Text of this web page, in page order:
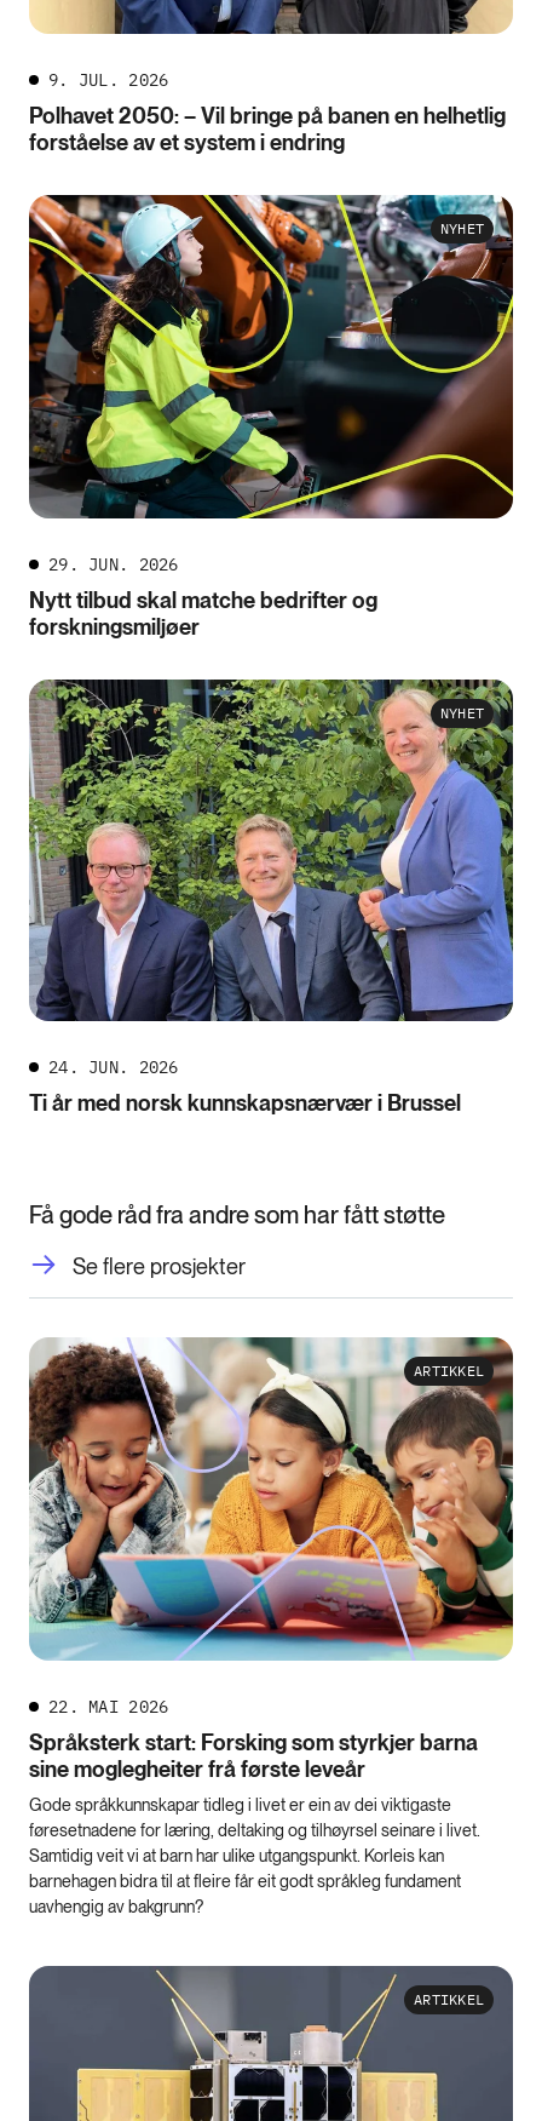
9. JUL. 2026
Polhavet 2050: – Vil bringe på banen en helhetlig
forståelse av et system i endring
NYHET
29. JUN. 2026
Nytt tilbud skal matche bedrifter og
forskningsmiljøer
NYHET
24. JUN. 2026
Ti år med norsk kunnskapsnærvær i Brussel
Få gode råd fra andre som har fått støtte
Se flere prosjekter
ARTIKKEL
22. MAI 2026
Språksterk start: Forsking som styrkjer barna
sine moglegheiter frå første leveår
Gode språkkunnskapar tidleg i livet er ein av dei viktigaste
føresetnadene for læring, deltaking og tilhøyrsel seinare i livet.
Samtidig veit vi at barn har ulike utgangspunkt. Korleis kan
barnehagen bidra til at fleire får eit godt språkleg fundament
uavhengig av bakgrunn?
ARTIKKEL